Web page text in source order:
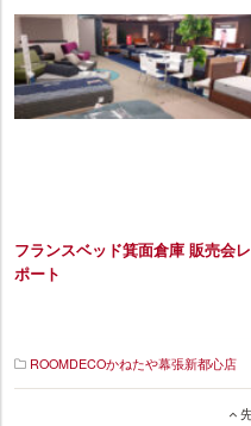
フランスベッド箕面倉庫 販売会レ
ポート
ROOMDECOかねたや幕張新都心店